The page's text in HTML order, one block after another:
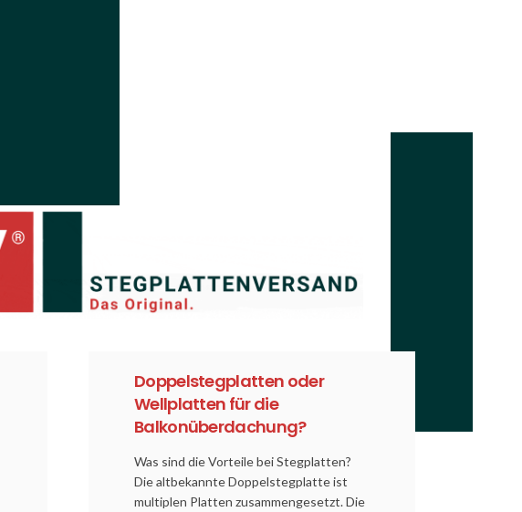
Doppelstegplatten oder
Wellplatten für die
Balkonüberdachung?
Was sind die Vorteile bei Stegplatten?
Die altbekannte Doppelstegplatte ist
multiplen Platten zusammengesetzt. Die